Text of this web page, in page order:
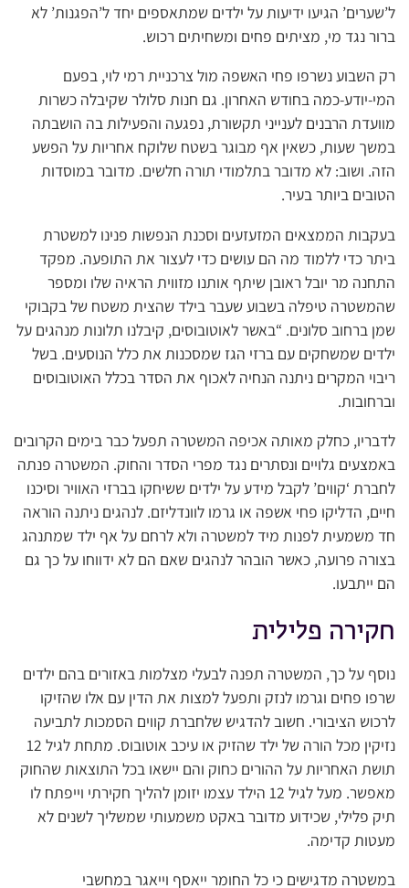
ל’שערים’ הגיעו ידיעות על ילדים שמתאספים יחד ל’הפגנות’ לא
ברור נגד מי, מציתים פחים ומשחיתים רכוש.
רק השבוע נשרפו פחי האשפה מול צרכניית רמי לוי, בפעם
המי-יודע-כמה בחודש האחרון. גם חנות סלולר שקיבלה כשרות
מוועדת הרבנים לענייני תקשורת, נפגעה והפעילות בה הושבתה
במשך שעות, כשאין אף מבוגר בשטח שלוקח אחריות על הפשע
הזה. ושוב: לא מדובר בתלמודי תורה חלשים. מדובר במוסדות
הטובים ביותר בעיר.
בעקבות הממצאים המזעזעים וסכנת הנפשות פנינו למשטרת
ביתר כדי ללמוד מה הם עושים כדי לעצור את התופעה. מפקד
התחנה מר יובל ראובן שיתף אותנו מזווית הראיה שלו ומספר
שהמשטרה טיפלה בשבוע שעבר בילד שהצית משטח של בקבוקי
שמן ברחוב סלונים. “באשר לאוטובוסים, קיבלנו תלונות מנהגים על
ילדים שמשחקים עם ברזי הגז שמסכנות את כלל הנוסעים. בשל
ריבוי המקרים ניתנה הנחיה לאכוף את הסדר בכלל האוטובוסים
וברחובות.
לדבריו, כחלק מאותה אכיפה המשטרה תפעל כבר בימים הקרובים
באמצעים גלויים ונסתרים נגד מפרי הסדר והחוק. המשטרה פנתה
לחברת ‘קווים’ לקבל מידע על ילדים ששיחקו בברזי האוויר וסיכנו
חיים, הדליקו פחי אשפה או גרמו לוונדליזם. לנהגים ניתנה הוראה
חד משמעית לפנות מיד למשטרה ולא לרחם על אף ילד שמתנהג
בצורה פרועה, כאשר הובהר לנהגים שאם הם לא ידווחו על כך גם
הם ייתבעו.
חקירה פלילית
נוסף על כך, המשטרה תפנה לבעלי מצלמות באזורים בהם ילדים
שרפו פחים וגרמו לנזק ותפעל למצות את הדין עם אלו שהזיקו
לרכוש הציבורי. חשוב להדגיש שלחברת קווים הסמכות לתביעה
נזיקין מכל הורה של ילד שהזיק או עיכב אוטובוס. מתחת לגיל 12
תושת האחריות על ההורים כחוק והם יישאו בכל התוצאות שהחוק
מאפשר. מעל לגיל 12 הילד עצמו יזומן להליך חקירתי וייפתח לו
תיק פלילי, שכידוע מדובר באקט משמעותי שמשליך לשנים לא
מעטות קדימה.
במשטרה מדגישים כי כל החומר ייאסף וייאגר במחשבי